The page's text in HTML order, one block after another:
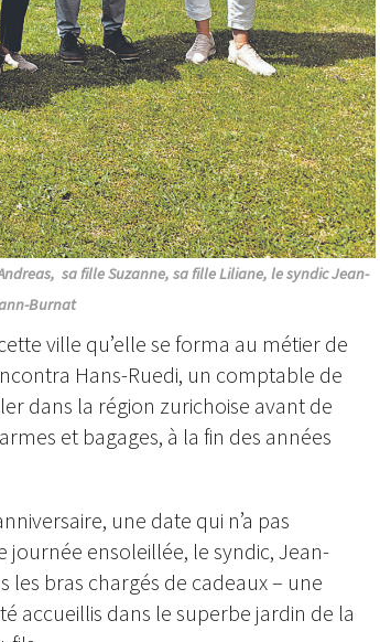
sa fille Suzanne, sa fille Liliane, le syndic Jean-
Burnat
ville qu’elle se forma au métier de
Hans-Ruedi, un comptable de
dans la région zurichoise avant de
et bagages, à la fin des années
une date qui n’a pas
journée ensoleillée, le syndic, Jean-
les bras chargés de cadeaux – une
accueillis dans le superbe jardin de la